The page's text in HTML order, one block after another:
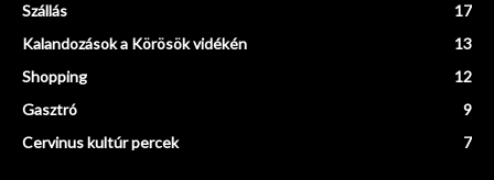
Szállás
17
Kalandozások a Körösök vidékén
13
Shopping
12
Gasztró
9
Cervinus kultúr percek
7